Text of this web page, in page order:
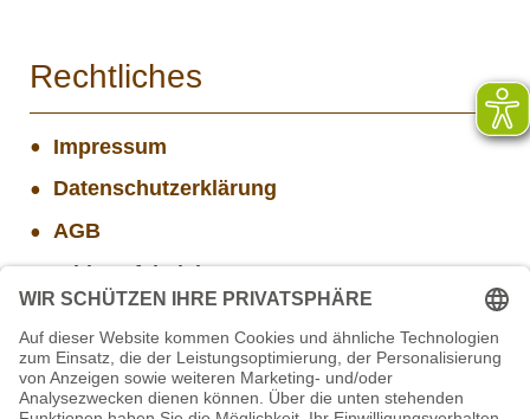
Rechtliches
Impressum
Datenschutzerklärung
AGB
Widerrufsbelehrung